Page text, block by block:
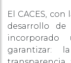
El CACES,
desarrollo de
garantizar: